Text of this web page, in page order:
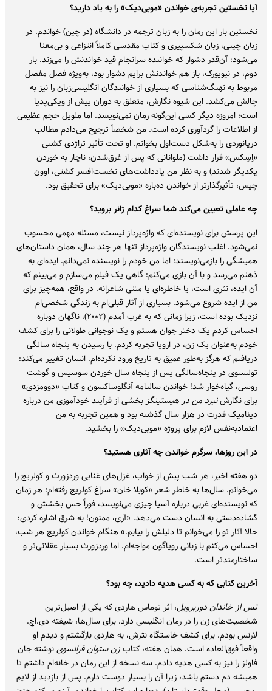
آیا نخستین تجربه‌ی خواندن «موبی‌دیک» را به یاد دارید؟
نخستین بار این رمان را به زبان ترجمه در دانشگاه (در چین) خواندم. در
زبان چینی، زبان شکسپیری و کتاب مقدسی کاملاً انتزاعی و بی‌معنا
می‌شود؛ آن‌قدر دشوار که خواننده سرانجام قید خواندنش را می‌زند. بار
دوم، در نیویورک، باز هم خواندنش برایم دشوار بود، به‌ویژه فصل مفصل
مربوط به نهنگ‌شناسی که بسیاری از خوانندگان انگلیسی‌زبان را نیز به
چالش می‌کشد. این شیوه نگارش، متعلق به دوران پیش از ویکی‌پدیا
است؛ امروزه دیگر کسی این‌گونه رمان نمی‌نویسد. اما ملویل حجم عظیمی
از اطلاعات را گردآوری کرده است. من شخصاً ترجیح می‌دادم مطالب
دریانوردی را به‌شکل دست‌اول بخوانم. او تحت تأثیر تراژدی کشتی
«اِسِکس» قرار داشت (ملوانانی که پس از غرق‌شدن، ناچار به خوردن
یکدیگر شدند) و به نظر من یادداشت‌های نخست‌افسر کشتی، اوون
چیس، تأثیرگذارتر از خواندن ده‌باره «موبی‌دیک» برای تحقیق بود.
چه عاملی تعیین می‌کند شما سراغ کدام ژانر بروید؟
این پرسش برای نویسنده‌ای که واژه‌پرداز نیست، مسئله مهمی محسوب
نمی‌شود. اغلب نویسندگان واژه‌پرداز تنها هر چند سال، همان داستان‌های
همیشگی را بازمی‌نویسند؛ اما من خودم را نویسنده نمی‌دانم. ایده‌ای به
ذهنم می‌رسد و با آن بازی می‌کنم: گاهی یک فیلم می‌سازم و می‌بینم که
آن ایده، نثری است، یا خاطره‌ای یا متنی شاعرانه. در واقع، همه‌چیز برای
من از ایده شروع می‌شود. بسیاری از آثار قبلی‌ام به زندگی شخصی‌ام
نزدیک بوده است، زیرا زمانی که به غرب آمدم (۲۰۰۲)، ناگهان دوباره
احساس کردم یک دختر جوان هستم و یک نوجوانی طولانی را برای کشف
خودم به‌عنوان یک زن، در اروپا تجربه کردم. با رسیدن به پنجاه سالگی
دریافتم که هرگز به‌طور عمیق به تاریخ ورود نکرده‌ام. انسان تغییر می‌کند:
تولستوی در پنجاه‌سالگی پس از پنجاه سال خوردن سوسیس و گوشت
روسی، گیاه‌خوار شد! خواندن سالنامه آنگلوساکسون و کتاب «دوومزدی»
برای نگارشنبرد من در هیستینگز بخشی از فرآیند خودآموزی من درباره
دینامیک قدرت در هزار سال گذشته بود و همین تجربه به من
اعتمادبه‌نفس لازم برای پروژه «موبی‌دیک» را بخشید.
در این روزها، سرگرم خواندن چه آثاری هستید؟
دو هفته اخیر، هر شب پیش از خواب، غزل‌های غنایی وردزورث و کولریج را
می‌خوانم. سال‌ها به خاطر شعر «کوبلا خان» سراغ کولریج رفته‌ام؛ هر زمان
که نویسنده‌ای غربی درباره آسیا چیزی می‌نویسد، فوراً حس بخشش و
گشاده‌دستی به انسان دست می‌دهد. «آری، ممنون! به شرق اشاره کردی؛
حالا آثار تو را می‌خوانم تا دلیلش را بیابم.» هنگام خواندن کولریج هر شب،
احساس می‌کنم با زبانی رویاگون مواجه‌ام. اما وردزورث بسیار عقلانی‌تر و
ساختارمندتر است.
آخرین کتابی که به کسی هدیه دادید، چه بود؟
تس از خاندان دوربرویل، اثر توماس هاردی که یکی از اصیل‌ترین
شخصیت‌های زن را در رمان انگلیسی دارد. برای سال‌ها، شیفته دی.اچ.
لارنس بودم. برای کشف خاستگاه نثرش، به هاردی بازگشتم و دیدم او
واقعاً فوق‌العاده است. همان هفته، کتابزن ستوان فرانسوینوشته جان
فاولز را نیز به کسی هدیه دادم. سه نسخه از این رمان در خانه‌ام داشتم تا
همیشه دم دستم باشد، زیرا آن را بسیار دوست دارم. پس از بازدید از لایم